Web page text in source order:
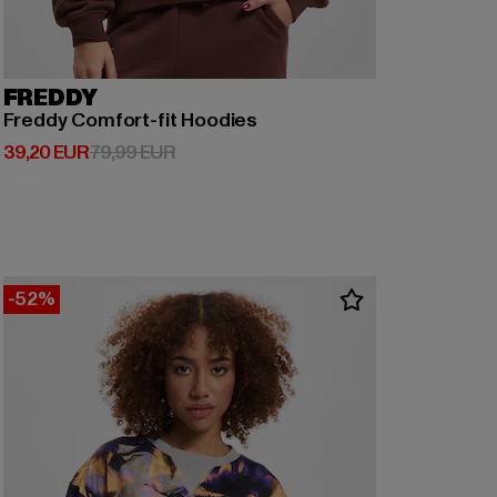
FREDDY
Freddy Comfort-fit Hoodies
39,20 EUR
Derzeitiger Preis: 39,20 EUR
79,99 EURAktionspreis: 79,99 EUR
-52%